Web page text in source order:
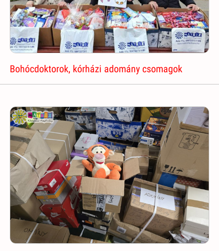
Bohócdoktorok, kórházi adomány csomagok